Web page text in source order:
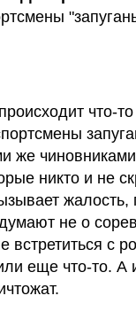
что-
же
никто и не
жалость,
не о
встретиться с
еще что-то. А